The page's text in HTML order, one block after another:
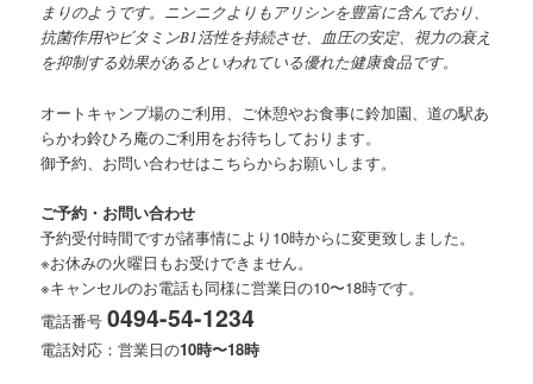
まりのようです。ニンニクよりもアリシンを豊富に含んでおり、
抗菌作用やビタミンB1活性を持続させ、血圧の安定、視力の衰え
を抑制する効果があるといわれている優れた健康食品です。
オートキャンプ場のご利用、ご休憩やお食事に鈴加園、道の駅あ
らかわ鈴ひろ庵のご利用をお待ちしております。
御予約、お問い合わせはこちらからお願いします。
ご予約・お問い合わせ
予約受付時間ですが諸事情により10時からに変更致しました。
※お休みの火曜日もお受けできません。
※キャンセルのお電話も同様に営業日の10〜18時です。
電話番号0494-54-1234
電話対応：営業日の10時〜18時